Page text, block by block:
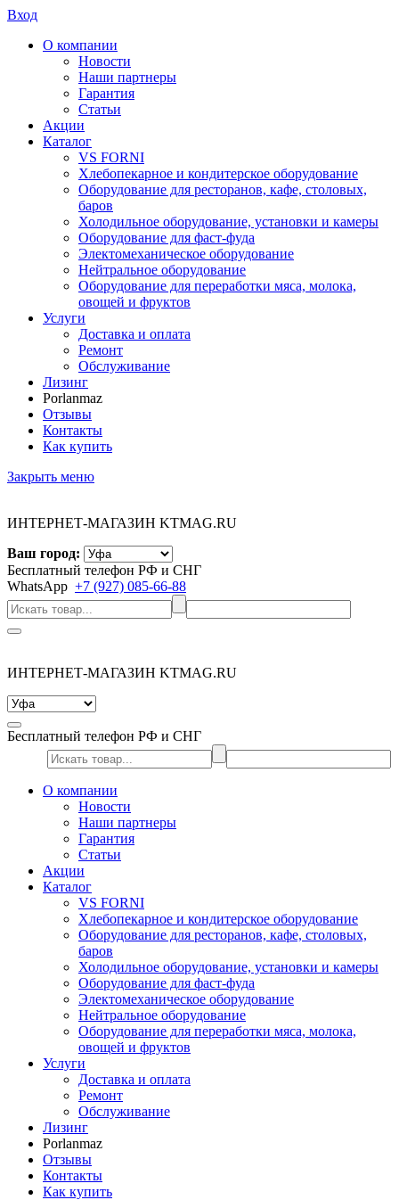
Вход
О компании
Новости
Наши партнеры
Гарантия
Статьи
Акции
Каталог
VS FORNI
Хлебопекарное и кондитерское оборудование
Оборудование для ресторанов, кафе, столовых,
баров
Холодильное оборудование, установки и камеры
Оборудование для фаст-фуда
Электомеханическое оборудование
Нейтральное оборудование
Оборудование для переработки мяса, молока,
овощей и фруктов
Услуги
Доставка и оплата
Ремонт
Обслуживание
Лизинг
Porlanmaz
Отзывы
Контакты
Как купить
Закрыть меню
ИНТЕРНЕТ-МАГАЗИН KTMAG.RU
Ваш город:
Бесплатный телефон РФ и СНГ
WhatsApp +7 (927) 085-66-88
ИНТЕРНЕТ-МАГАЗИН KTMAG.RU
Бесплатный телефон РФ и СНГ
О компании
Новости
Наши партнеры
Гарантия
Статьи
Акции
Каталог
VS FORNI
Хлебопекарное и кондитерское оборудование
Оборудование для ресторанов, кафе, столовых,
баров
Холодильное оборудование, установки и камеры
Оборудование для фаст-фуда
Электомеханическое оборудование
Нейтральное оборудование
Оборудование для переработки мяса, молока,
овощей и фруктов
Услуги
Доставка и оплата
Ремонт
Обслуживание
Лизинг
Porlanmaz
Отзывы
Контакты
Как купить